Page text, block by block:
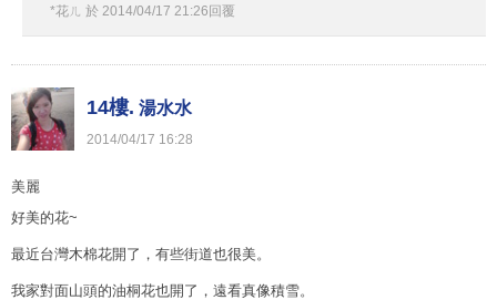
*花ㄦ 於 2014/04/17 21:26回覆
14樓. 湯水水
2014/04/17 16:28
美麗
好美的花~
最近台灣木棉花開了，有些街道也很美。
我家對面山頭的油桐花也開了，遠看真像積雪。